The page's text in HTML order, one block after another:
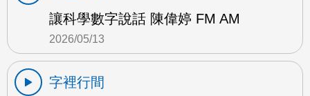
讓科學數字說話 陳偉婷 FM AM
2026/05/13
字裡行間